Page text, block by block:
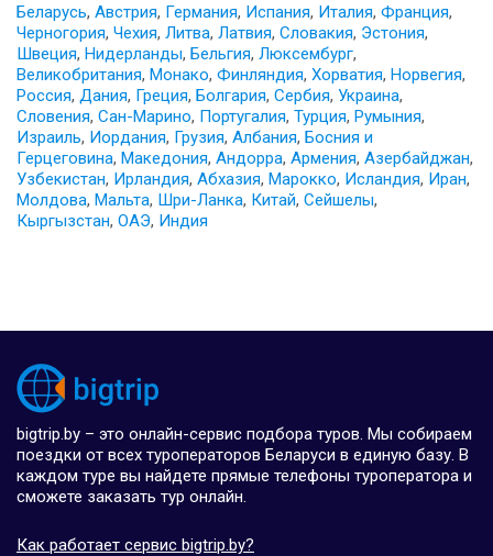
Беларусь, Австрия, Германия, Испания, Италия, Франция,
Черногория, Чехия, Литва, Латвия, Словакия, Эстония,
Швеция, Нидерланды, Бельгия, Люксембург,
Великобритания, Монако, Финляндия, Хорватия, Норвегия,
Россия, Дания, Греция, Болгария, Сербия, Украина,
Словения, Сан-Марино, Португалия, Турция, Румыния,
Израиль, Иордания, Грузия, Албания, Босния и
Герцеговина, Македония, Андорра, Армения, Азербайджан,
Узбекистан, Ирландия, Абхазия, Марокко, Исландия, Иран,
Молдова, Мальта, Шри-Ланка, Китай, Сейшелы,
Кыргызстан, ОАЭ, Индия
bigtrip.by – это онлайн-сервис подбора туров. Мы собираем
поездки от всех туроператоров Беларуси в единую базу. В
каждом туре вы найдете прямые телефоны туроператора и
сможете заказать тур онлайн.
Как работает сервис bigtrip.by?